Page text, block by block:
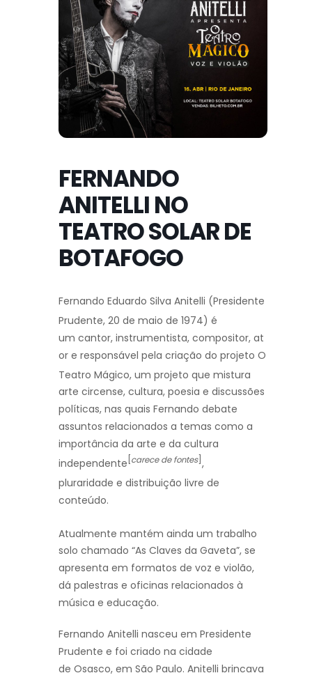
FERNANDO
ANITELLI NO
TEATRO SOLAR DE
BOTAFOGO
Fernando Eduardo Silva Anitelli (Presidente
Prudente, 20 de maio de 1974) é
um cantor, instrumentista, compositor, at
or e responsável pela criação do projeto O
Teatro Mágico, um projeto que mistura
arte circense, cultura, poesia e discussões
políticas, nas quais Fernando debate
assuntos relacionados a temas como a
importância da arte e da cultura
independente carece de fontes] ,
pluraridade e distribuição livre de
conteúdo.
Atualmente mantém ainda um trabalho
solo chamado “As Claves da Gaveta”, se
apresenta em formatos de voz e violão,
dá palestras e oficinas relacionados à
música e educação.
Fernando Anitelli nasceu em Presidente
Prudente e foi criado na cidade
de Osasco, em São Paulo. Anitelli brincava